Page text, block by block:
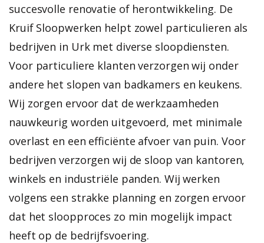
succesvolle renovatie of herontwikkeling. De
Kruif Sloopwerken helpt zowel particulieren als
bedrijven in Urk met diverse sloopdiensten.
Voor particuliere klanten verzorgen wij onder
andere het slopen van badkamers en keukens.
Wij zorgen ervoor dat de werkzaamheden
nauwkeurig worden uitgevoerd, met minimale
overlast en een efficiënte afvoer van puin. Voor
bedrijven verzorgen wij de sloop van kantoren,
winkels en industriële panden. Wij werken
volgens een strakke planning en zorgen ervoor
dat het sloopproces zo min mogelijk impact
heeft op de bedrijfsvoering.